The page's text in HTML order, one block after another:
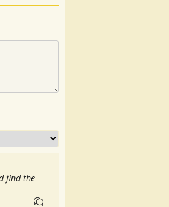
find the